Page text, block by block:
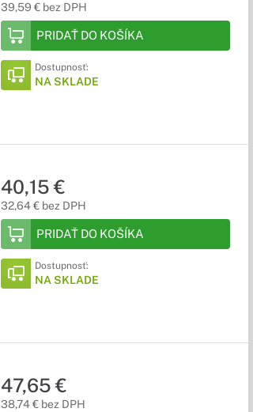
39,59 € bez DPH
PRIDAŤ DO KOŠÍKA
Dostupnosť:
NA SKLADE
40,15 €
32,64 € bez DPH
PRIDAŤ DO KOŠÍKA
Dostupnosť:
NA SKLADE
47,65 €
38,74 € bez DPH